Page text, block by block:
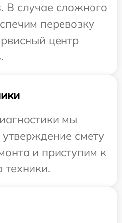
В случае сложного
перевозку
центр
мы
смету
и приступим к
техники.